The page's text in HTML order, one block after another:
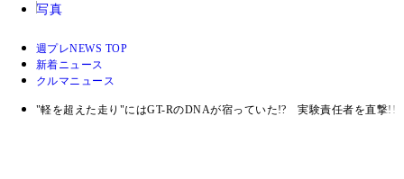
写真
週プレNEWS TOP
新着ニュース
クルマニュース
"軽を超えた走り"にはGT-RのDNAが宿っていた!? 実験責任者を直撃